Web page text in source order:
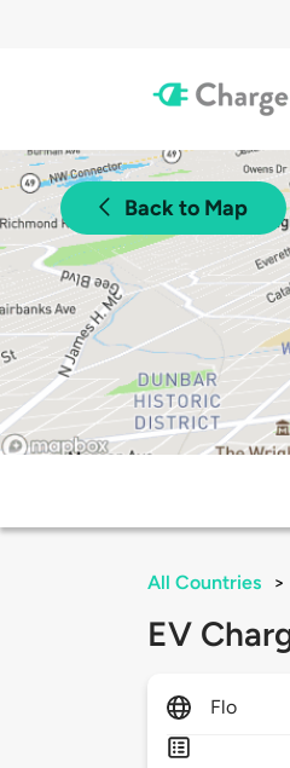
Back to Map
All Countries >
EV
Flo